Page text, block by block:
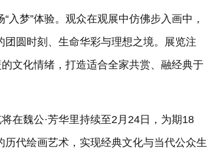
梦”体验。观众在观展中仿佛步入画中，
圆时刻、生命华彩与理想之境。展览注
文化情绪，打造适合全家共赏、融经典于
在魏公·芳华里持续至2月24日，为期18
代绘画艺术，实现经典文化与当代公众生